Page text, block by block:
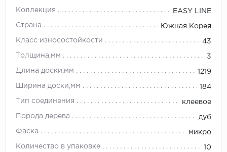
Quality Flooring
Smartprofile
Коллекция EASY LINE
Страна Южная Корея
Класс износостойкости 43
Толщина,мм 3
Длина доски,мм 1219
Ширина доски,мм 184
Тип соединения клеевое
Порода дерева дуб
Фаска микро
Количество в упаковке 10